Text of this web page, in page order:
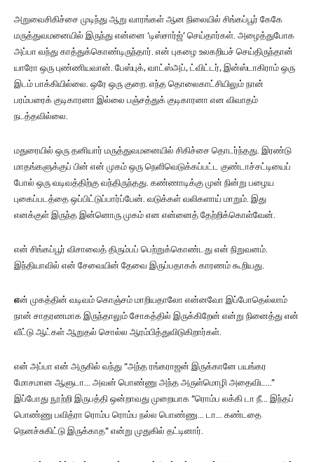
அறுவைசிகிச்சை முடிந்து ஆறு வாரங்கள் ஆன நிலையில் சிங்கப்பூர் கேகே
மருத்துவமனையில் இருந்து என்னை ‘டிஸ்சார்ஜ்’ செய்தார்கள். அழைத்துபோக
அப்பா வந்து காத்துக்கொண்டிருந்தார். என் புகழை உலகறியச் செய்திருந்தான்
யாரோ ஒரு புண்ணியவான். பேஸ்புக், வாட்ஸ்அப், ட்விட்டர், இன்ஸ்டாகிராம் ஒரு
இடம் பாக்கியில்லை. ஒரே ஒரு குறை. எந்த தொலைகாட்சியிலும் நான்
பரம்பரைக் குடிகாரனா இல்லை பஞ்சத்துக் குடிகாரனா என விவாதம்
நடத்தவில்லை.
மதுரையில் ஒரு தனியார் மருத்துவமனையில் சிகிச்சை தொடர்ந்தது. இரண்டு
மாதங்களுக்குப் பின் என் முகம் ஒரு நெளிவெடுக்கப்பட்ட குண்டாச்சட்டியைப்
போல் ஒரு வடிவத்திற்கு வந்திருந்தது. கண்ணாடிக்கு முன் நின்று பழைய
புகைப்படத்தை ஒப்பிட்டுப்பார்ப்பேன். வடுக்கள் வலிகளாய் மாறும். இது
எனக்குள் இருந்த இன்னொரு முகம் என என்னைத் தேற்றிக்கொள்வேன்.
என் சிங்கப்பூர் விசாவைத் திரும்பப் பெற்றுக்கொண்டது என் நிறுவனம்.
இந்தியாவில் என் சேவையின் தேவை இருப்பதாகக் காரணம் கூறியது.
என் முகத்தின் வடிவம் கொஞ்சம் மாறியதாலோ என்னவோ இப்போதெல்லாம்
நான் சாதரணமாக இருந்தாலும் சோகத்தில் இருக்கிறேன் என்று நினைத்து என்
வீட்டு ஆட்கள் ஆறுதல் சொல்ல ஆரம்பித்துவிடுகிறார்கள்.
என் அப்பா என் அருகில் வந்து “அந்த ரங்கராஜன் இருக்கானே பயங்கர
மோசமான ஆளுடா… அவன் பொண்ணு அந்த அருள்மொழி அதைவிட…”
இப்போது நூற்றி இருபத்தி ஒன்றாவது முறையாக “ரொம்ப லக்கி டா நீ… இந்தப்
பொண்ணு பவித்ரா ரொம்ப ரொம்ப நல்ல பொண்ணு… டா… கண்டதை
நெனச்சுகிட்டு இருக்காத” என்று முதுகில் தட்டினார்.